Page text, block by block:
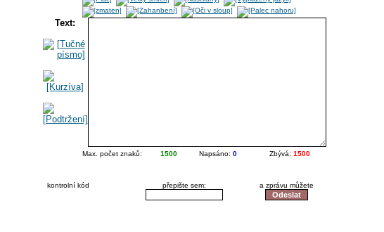
Text:
Max. počet znaků: 1500 Napsáno: 0 Zbývá: 1500
kontrolní kód přepište sem: a zprávu můžete